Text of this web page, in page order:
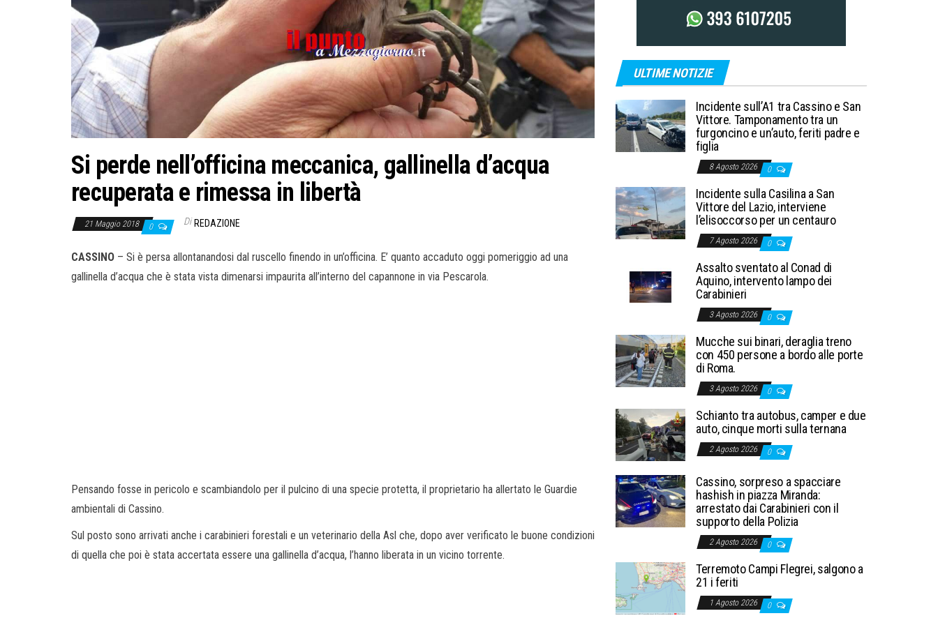
Si perde nell’officina meccanica, gallinella d’acqua
recuperata e rimessa in libertà
21 Maggio 2018 0 Di REDAZIONE
CASSINO – Si è persa allontanandosi dal ruscello finendo in un’officina. E’ quanto accaduto oggi pomeriggio ad una
gallinella d’acqua che è stata vista dimenarsi impaurita all’interno del capannone in via Pescarola.
Pensando fosse in pericolo e scambiandolo per il pulcino di una specie protetta, il proprietario ha allertato le Guardie
ambientali di Cassino.
Sul posto sono arrivati anche i carabinieri forestali e un veterinario della Asl che, dopo aver verificato le buone condizioni
di quella che poi è stata accertata essere una gallinella d’acqua, l’hanno liberata in un vicino torrente.
ULTIME NOTIZIE
Incidente sull’A1 tra Cassino e San
Vittore. Tamponamento tra un
furgoncino e un’auto, feriti padre e
figlia
8 Agosto 2026 0
Incidente sulla Casilina a San
Vittore del Lazio, interviene
l’elisoccorso per un centauro
7 Agosto 2026 0
Assalto sventato al Conad di
Aquino, intervento lampo dei
Carabinieri
3 Agosto 2026 0
Mucche sui binari, deraglia treno
con 450 persone a bordo alle porte
di Roma.
3 Agosto 2026 0
Schianto tra autobus, camper e due
auto, cinque morti sulla ternana
2 Agosto 2026 0
Cassino, sorpreso a spacciare
hashish in piazza Miranda:
arrestato dai Carabinieri con il
supporto della Polizia
2 Agosto 2026 0
Terremoto Campi Flegrei, salgono a
21 i feriti
1 Agosto 2026 0